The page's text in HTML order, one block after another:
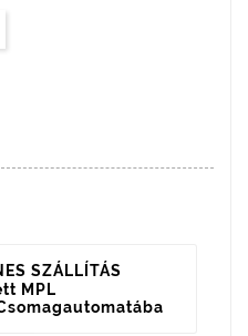
SZÁLLÍTÁS
MPL